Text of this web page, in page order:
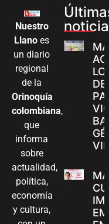
Nuestro
Llano es
un diario
regional
de la
Orinoquía
colombiana,
que
informa
sobre
actualidad,
política,
economía
y cultura,